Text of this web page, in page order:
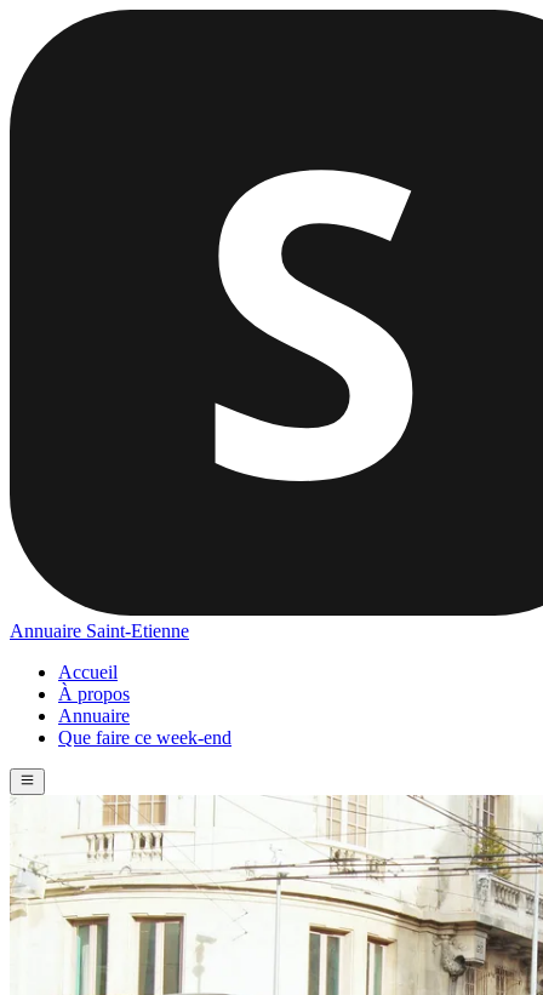
Annuaire Saint-Etienne
Accueil
À propos
Annuaire
Que faire ce week-end